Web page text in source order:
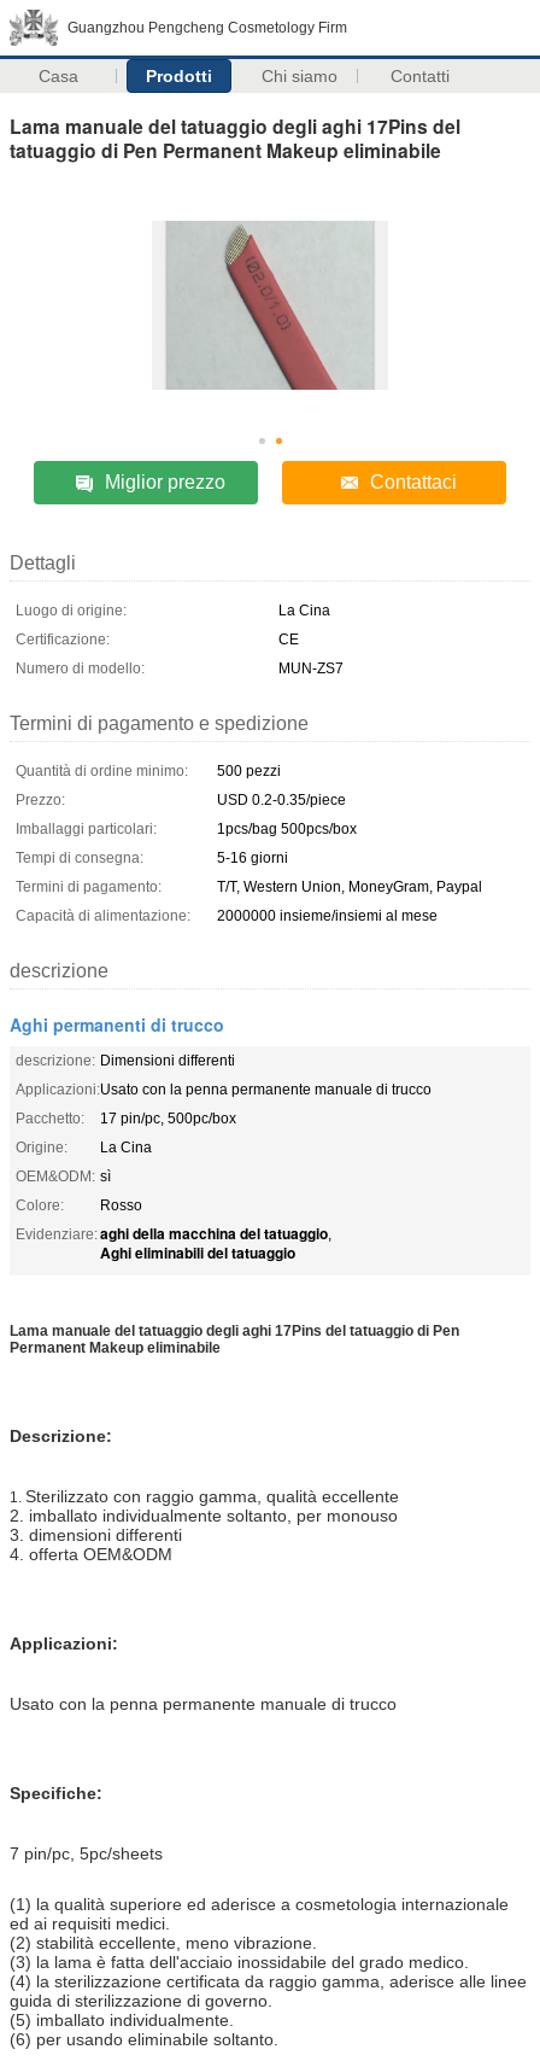
Guangzhou Pengcheng Cosmetology Firm
Casa Prodotti Chi siamo Contatti
Lama manuale del tatuaggio degli aghi 17Pins del
tatuaggio di Pen Permanent Makeup eliminabile
Miglior prezzo Contattaci
Dettagli
Luogo di origine:
La Cina
Certificazione:
CE
Numero di modello:
MUN-ZS7
Termini di pagamento e spedizione
Quantità di ordine minimo:
500 pezzi
Prezzo:
USD 0.2-0.35/piece
Imballaggi particolari:
1pcs/bag 500pcs/box
Tempi di consegna:
5-16 giorni
Termini di pagamento:
T/T, Western Union, MoneyGram, Paypal
Capacità di alimentazione:
2000000 insieme/insiemi al mese
descrizione
Aghi permanenti di trucco
descrizione: Dimensioni differenti
Applicazioni:Usato con la penna permanente manuale di trucco
Pacchetto:
17 pin/pc, 500pc/box
Origine:
La Cina
OEM&ODM: sì
Colore:
Rosso
Evidenziare:aghi della macchina del tatuaggio,
Aghi eliminabili del tatuaggio
Lama manuale del tatuaggio degli aghi 17Pins del tatuaggio di Pen
Permanent Makeup eliminabile
Descrizione:
1. Sterilizzato con raggio gamma, qualità eccellente
2. imballato individualmente soltanto, per monouso
3. dimensioni differenti
4. offerta OEM&ODM
Applicazioni:
Usato con la penna permanente manuale di trucco
Specifiche:
7 pin/pc, 5pc/sheets
(1) la qualità superiore ed aderisce a cosmetologia internazionale
ed ai requisiti medici.
(2) stabilità eccellente, meno vibrazione.
(3) la lama è fatta dell'acciaio inossidabile del grado medico.
(4) la sterilizzazione certificata da raggio gamma, aderisce alle linee
guida di sterilizzazione di governo.
(5) imballato individualmente.
(6) per usando eliminabile soltanto.